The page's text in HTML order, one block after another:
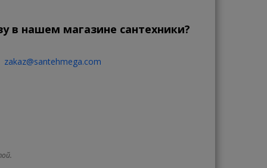
в нашем магазине сантехники?
zakaz@santehmega.com